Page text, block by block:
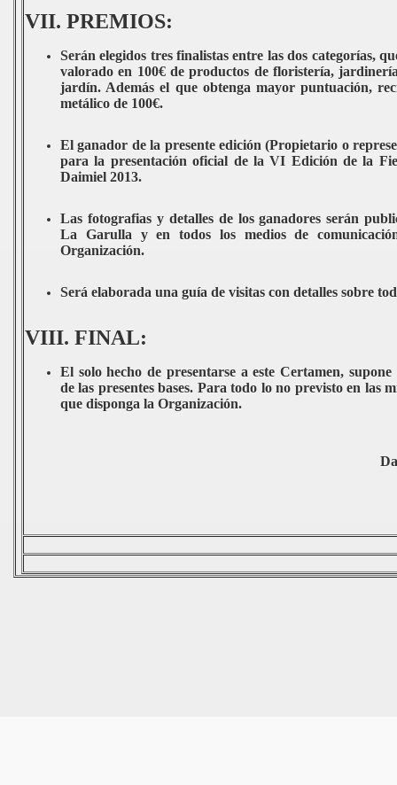
VII. PREMIOS:
Serán elegidos tres finalistas entre las dos categorías,
valorado en 100€ de productos de floristería,
jardín. Además el que obtenga mayor puntuación,
metálico de 100€.
El ganador de la presente edición (Propietario o
para la presentación oficial de la VI Edición de la
Daimiel 2013.
Las fotografias y detalles de los ganadores serán
La Garulla y en todos los medios de
Organización.
Será elaborada una guía de visitas con detalles sobre
VIII. FINAL:
El solo hecho de presentarse a este Certamen,
de las presentes bases. Para todo lo no previsto en las
que disponga la Organización.